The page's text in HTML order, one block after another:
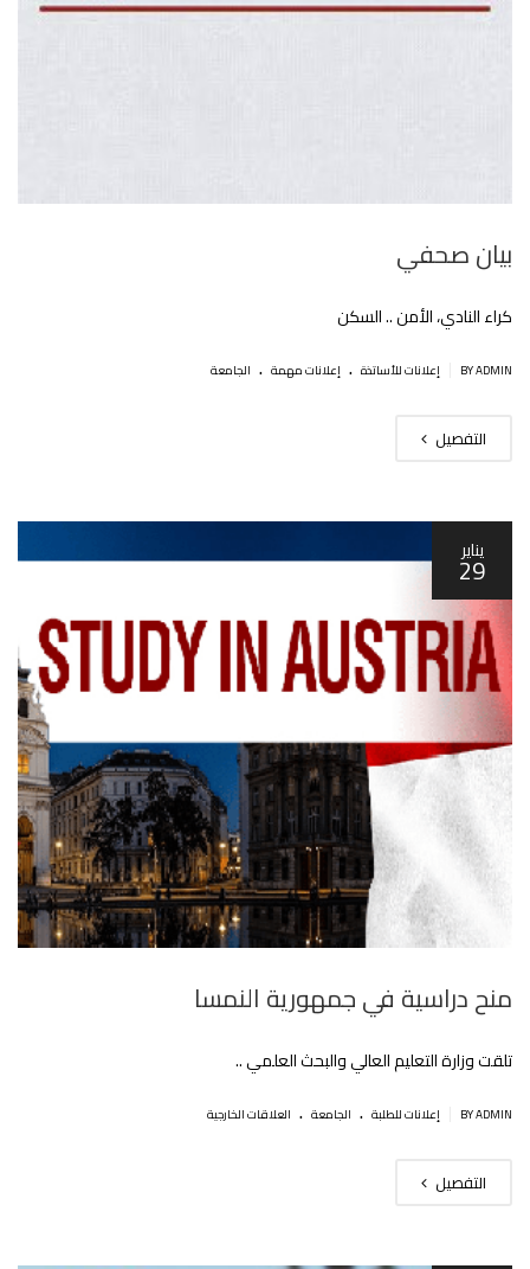
بيان صحفي
كراء النادي، الأمن .. السكن
BY ADMIN إعلانات للأساتذة . إعلانات مهمة . الجامعة
التفصيل
يناير
29
منح دراسية في جمهورية النمسا
تلقت وزارة التعليم العالي والبحث العلمي ..
BY ADMIN إعلانات للطلبة . الجامعة . العلاقات الخارجية
التفصيل